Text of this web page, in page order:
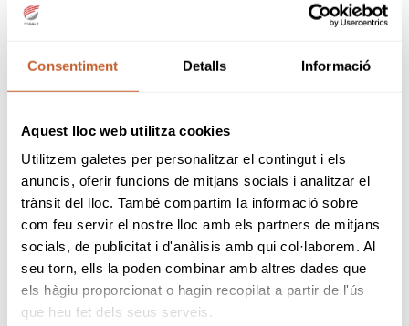
Consentiment Detalls Informació
Aquest lloc web utilitza cookies
Utilitzem galetes per personalitzar el contingut i els
anuncis, oferir funcions de mitjans socials i analitzar el
trànsit del lloc. També compartim la informació sobre
com feu servir el nostre lloc amb els partners de mitjans
socials, de publicitat i d'anàlisis amb qui col·laborem. Al
seu torn, ells la poden combinar amb altres dades que
els hàgiu proporcionat o hagin recopilat a partir de l'ús
que heu fet dels seus serveis.
Assessorar als clubs i camps de golf en
la difusió de les regles de golf, regles locals
Validar el coneixement de les regles de
La Federació Catalana de Golf compta amb
22 àrbitres en actiu.
Està format per:
Presidenta: Cristina Sans
Secretari: Josep Lluis Navarrete